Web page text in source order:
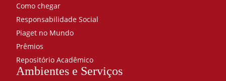
Como chegar
Responsabilidade Social
Piaget no Mundo
Prêmios
Repositório Acadêmico
Ambientes e Serviços